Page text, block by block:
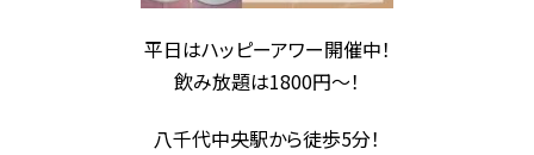
平日はハッピーアワー開催中！
飲み放題は1800円〜！
八千代中央駅から徒歩5分！